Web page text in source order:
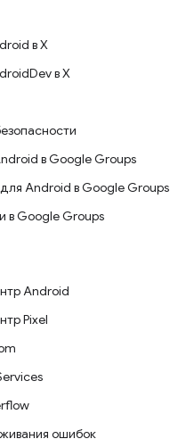
в X
в X
в Google Groups
Android в Google Groups
в Google Groups
Android
Pixel
ошибок